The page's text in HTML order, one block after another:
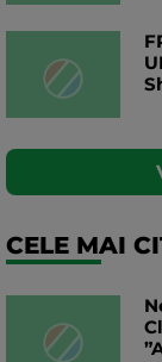
CELE MAI